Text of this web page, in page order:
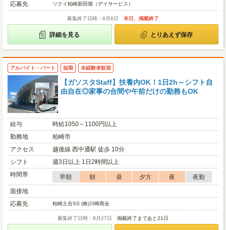
応募先
ツクイ柏崎新田畑（デイサービス）
募集終了日時：8月6日 本日、掲載終了
詳細を見る とりあえず保存
アルバイト・パート 短期 未経験者歓迎
【ガソスタStaff】扶養内OK！1日2h～シフト自
由自在◎家事の合間や午前だけの勤務もOK
給与
時給1050～1100円以上
勤務地
柏崎市
アクセス
越後線 西中通駅 徒歩 10分
シフト
週3日以上 1日2時間以上
時間帯
早朝 朝 昼 夕方 夜
夜勤
面接地
応募先
柏崎土合SS (株)川崎商会
募集終了日時：8月27日 掲載終了まであと21日